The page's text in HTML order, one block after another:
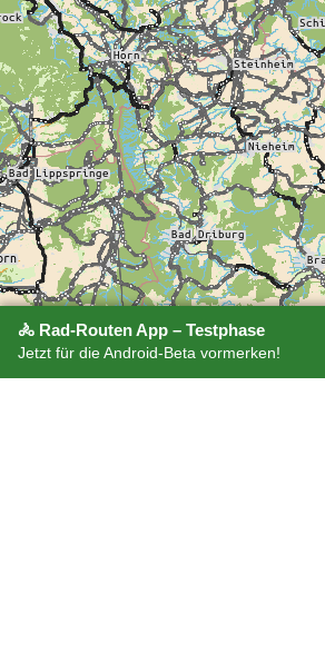
🚴 Rad-Routen App – Testphase
Jetzt für die Android-Beta vormerken!